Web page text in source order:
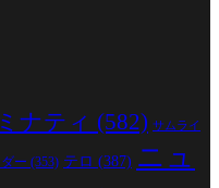
ナティ (582) サムライ
ー (353) テロ (387) ニュ